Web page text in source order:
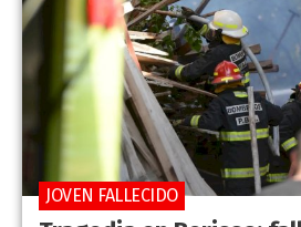
JOVEN FALLECIDO